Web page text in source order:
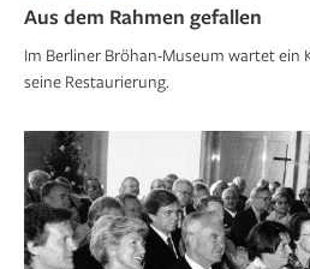
Aus dem Rahmen gefallen
Im Berliner Bröhan-Museum wartet ein
seine Restaurierung.